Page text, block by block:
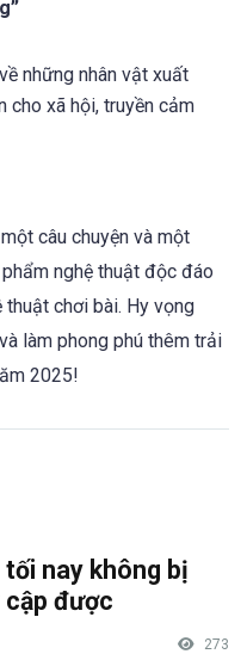
những nhân vật xuất
xã hội, truyền cảm
câu chuyện và một
nghệ thuật độc đáo
thuật chơi bài. Hy vọng
làm phong phú thêm trải
2025!
nay không bị
được
273